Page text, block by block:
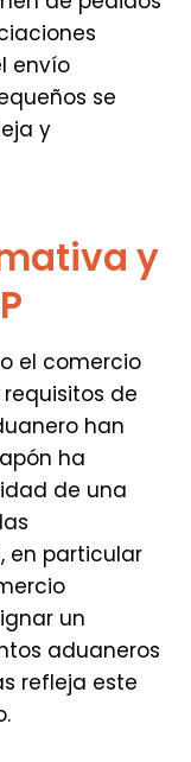
envío
se
y
y
el comercio
de
han
ha
de una
en particular
un
aduaneros
refleja este